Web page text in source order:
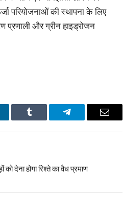
परियोजनाओं की स्थापना के लिए
प्रणाली और ग्रीन हाइड्रोजन
Tumblr Telegram Email
को देना होगा रिश्ते का वैध प्रमाण